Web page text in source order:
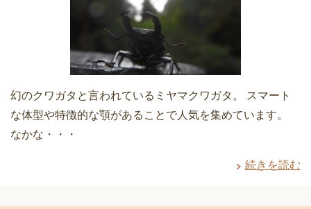
幻のクワガタと言われているミヤマクワガタ。 スマート
な体型や特徴的な顎があることで人気を集めています。
なかな・・・
続きを読む